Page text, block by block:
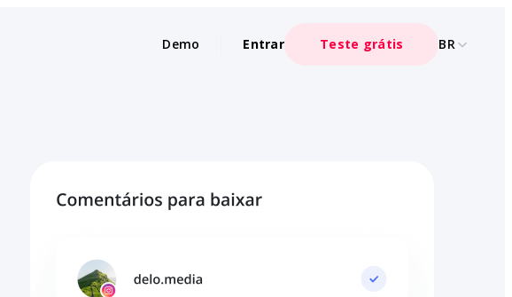
Demo Entrar Teste grátis BR